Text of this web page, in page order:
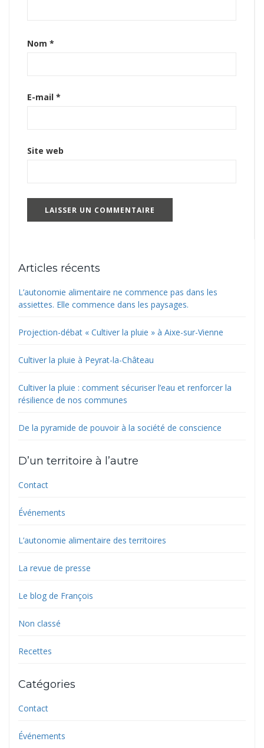
Nom *
E-mail *
Site web
Articles récents
L’autonomie alimentaire ne commence pas dans les
assiettes. Elle commence dans les paysages.
Projection-débat « Cultiver la pluie » à Aixe-sur-Vienne
Cultiver la pluie à Peyrat-la-Château
Cultiver la pluie : comment sécuriser l’eau et renforcer la
résilience de nos communes
De la pyramide de pouvoir à la société de conscience
D’un territoire à l’autre
Contact
Événements
L’autonomie alimentaire des territoires
La revue de presse
Le blog de François
Non classé
Recettes
Catégories
Contact
Événements